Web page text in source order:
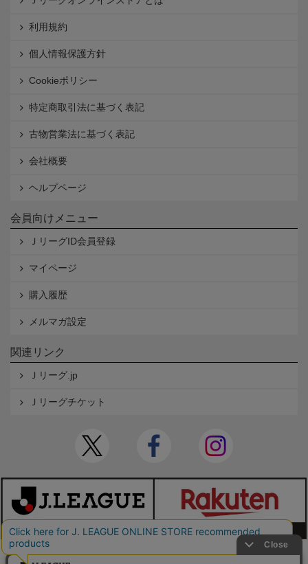
利用規約
個人情報保護方針
Cookieポリシー
特定商取引法に基づく表記
古物営業法に基づく表記
会社概要
ヘルプページ
会員向けメニュー
ＪリーグID会員登録
マイページ
購入履歴
メルマガ設定
関連リンク
Ｊリーグ.jp
Ｊリーグチケット